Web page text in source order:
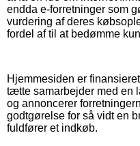
endda e-forretninger som
vurdering af deres
fordel af til at bedømme
Hjemmesiden er
tætte samarbejder med en
og annoncerer
godtgørelse for så vidt en
fuldfører et indkøb.